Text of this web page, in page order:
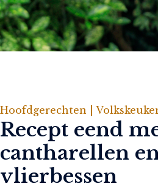
Hoofdgerechten |
Recept eend
cantharellen
vlierbessen